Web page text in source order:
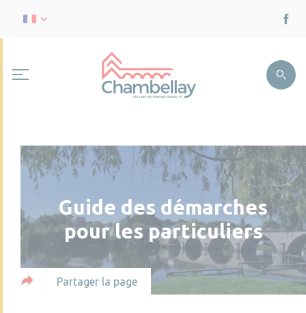
Guide des démarches
pour les particuliers
Partager la page